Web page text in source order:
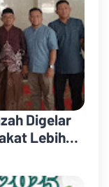
Digelar
Lebih